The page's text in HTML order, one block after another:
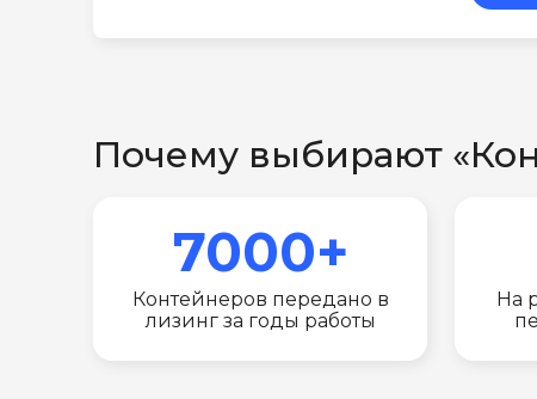
Почему выбирают
7000+
Контейнеров передано в
лизинг за годы работы
На